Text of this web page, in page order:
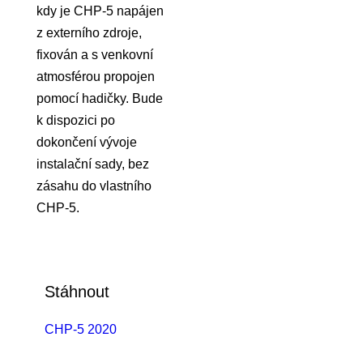
kdy je CHP-5 napájen
z externího zdroje,
fixován a s venkovní
atmosférou propojen
pomocí hadičky. Bude
k dispozici po
dokončení vývoje
instalační sady, bez
zásahu do vlastního
CHP-5.
Stáhnout
CHP-5 2020